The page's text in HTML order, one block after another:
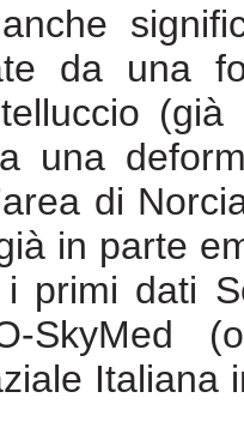
da una
una
di
in parte
i primi dati
SkyMed
Italiana